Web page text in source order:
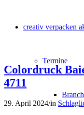
creativ verpacken
Termine
Colordruck
4711
29. April 2024/in